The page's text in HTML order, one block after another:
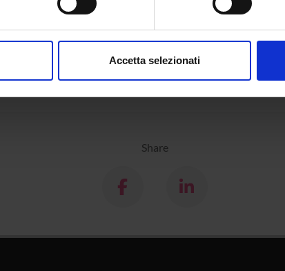
in qualsiasi momento dalla Dichiarazione sui cookie.
Accetta selezionati
Share